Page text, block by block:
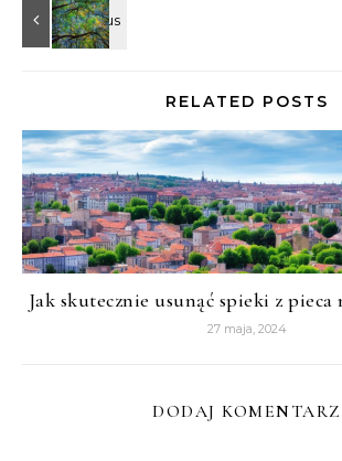
RELATED POSTS
Jak skutecznie usunąć spieki z pieca
27 maja, 2024
DODAJ KOMENTARZ